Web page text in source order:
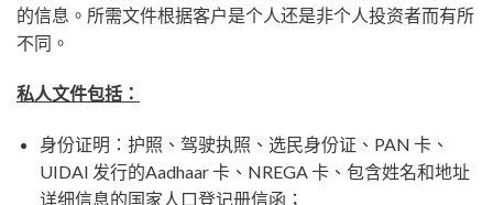
的信息。所需文件根据客户是个人还是非个人投资者而有所
不同。
私人文件包括：
身份证明：护照、驾驶执照、选民身份证、PAN 卡、
UIDAI 发行的Aadhaar 卡、NREGA 卡、包含姓名和地址
详细信息的国家人口登记册信函；